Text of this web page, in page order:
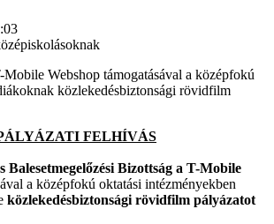
Webshop támogatásával a középfokú
közlekedésbiztonsági rövidfilm
FELHÍVÁS
Balesetmegelőzési Bizottság a T-Mobile
a középfokú oktatási intézményekben
közlekedésbiztonsági rövidfilm pályázatot